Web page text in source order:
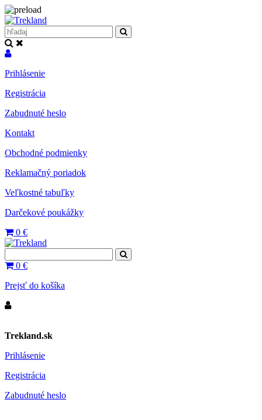
Prihlásenie
Registrácia
Zabudnuté heslo
Kontakt
Obchodné podmienky
Reklamačný poriadok
Veľkostné tabuľky
Darčekové poukážky
0 €
0 €
Prejsť do košíka
Trekland.sk
Prihlásenie
Registrácia
Zabudnuté heslo